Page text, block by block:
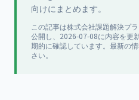
向けにまとめます。
この記事は株式会社課題解決プ
公開し、2026-07-08に内容を更
期的に確認しています。最新の
さい。